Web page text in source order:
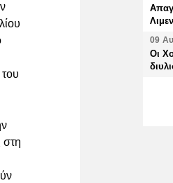
στη
09
Οι